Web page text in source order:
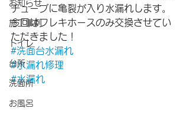
お知らせ
施工事例
トイレ
台所
洗面所
お風呂
チューブに亀裂が入り水漏れします。
今回はフレキホースのみ交換させてい
ただきました！
#洗面台水漏れ
#水漏れ修理
#水漏れ